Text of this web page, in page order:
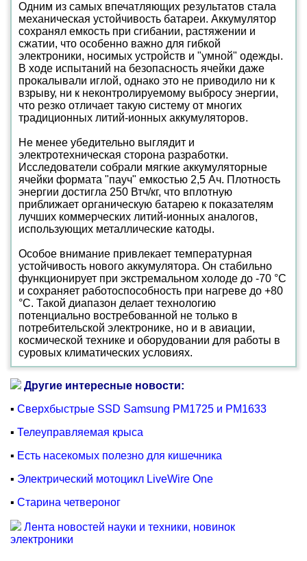
Одним из самых впечатляющих результатов стала
механическая устойчивость батареи. Аккумулятор
сохранял емкость при сгибании, растяжении и
сжатии, что особенно важно для гибкой
электроники, носимых устройств и "умной" одежды.
В ходе испытаний на безопасность ячейки даже
прокалывали иглой, однако это не приводило ни к
взрыву, ни к неконтролируемому выбросу энергии,
что резко отличает такую систему от многих
традиционных литий-ионных аккумуляторов.
Не менее убедительно выглядит и
электротехническая сторона разработки.
Исследователи собрали мягкие аккумуляторные
ячейки формата "пауч" емкостью 2,5 Ач. Плотность
энергии достигла 250 Втч/кг, что вплотную
приближает органическую батарею к показателям
лучших коммерческих литий-ионных аналогов,
использующих металлические катоды.
Особое внимание привлекает температурная
устойчивость нового аккумулятора. Он стабильно
функционирует при экстремальном холоде до -70 °C
и сохраняет работоспособность при нагреве до +80
°C. Такой диапазон делает технологию
потенциально востребованной не только в
потребительской электронике, но и в авиации,
космической технике и оборудовании для работы в
суровых климатических условиях.
Другие интересные новости:
▪ Сверхбыстрые SSD Samsung PM1725 и PM1633
▪ Телеуправляемая крыса
▪ Есть насекомых полезно для кишечника
▪ Электрический мотоцикл LiveWire One
▪ Старина четвероног
Лента новостей науки и техники, новинок
электроники